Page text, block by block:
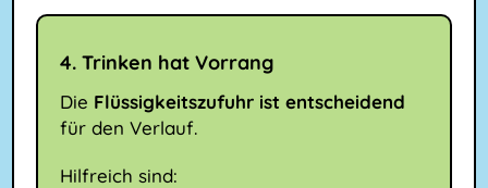
4. Trinken hat Vorrang
Die Flüssigkeitszufuhr ist entscheidend
für den Verlauf.
Hilfreich sind: